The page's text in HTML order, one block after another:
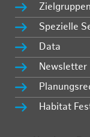
Spezielle
Data
Newsletter
Habitat